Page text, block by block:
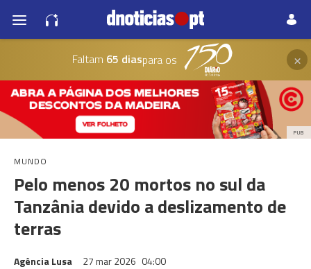
Faltam 65 diaspara os ×
PUB
MUNDO
Pelo menos 20 mortos no sul da
Tanzânia devido a deslizamento de
terras
Agência Lusa 27 mar 2026 04:00